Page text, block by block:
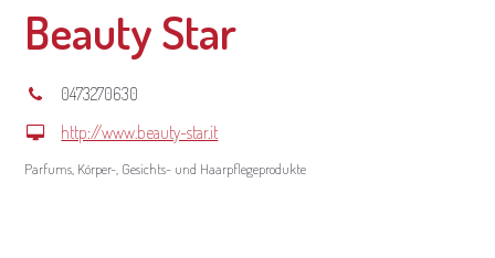
Beauty Star
0473270630
http://www.beauty-star.it
Parfums, Körper-, Gesichts- und Haarpflegeprodukte